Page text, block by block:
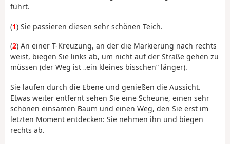
führt.
(1) Sie passieren diesen sehr schönen Teich.
(2) An einer T-Kreuzung, an der die Markierung nach rechts
weist, biegen Sie links ab, um nicht auf der Straße gehen zu
müssen (der Weg ist „ein kleines bisschen“ länger).
Sie laufen durch die Ebene und genießen die Aussicht.
Etwas weiter entfernt sehen Sie eine Scheune, einen sehr
schönen einsamen Baum und einen Weg, den Sie erst im
letzten Moment entdecken: Sie nehmen ihn und biegen
rechts ab.